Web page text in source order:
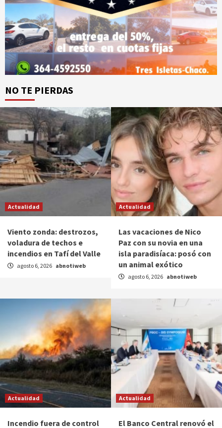
NO TE PIERDAS
Actualidad
Viento zonda: destrozos,
voladura de techos e
incendios en Tafí del Valle
agosto 6, 2026 abnotiweb
Actualidad
Las vacaciones de Nico
Paz con su novia en una
isla paradisíaca: posó con
un animal exótico
agosto 6, 2026 abnotiweb
Actualidad
Incendio fuera de control
Actualidad
El Banco Central renovó el